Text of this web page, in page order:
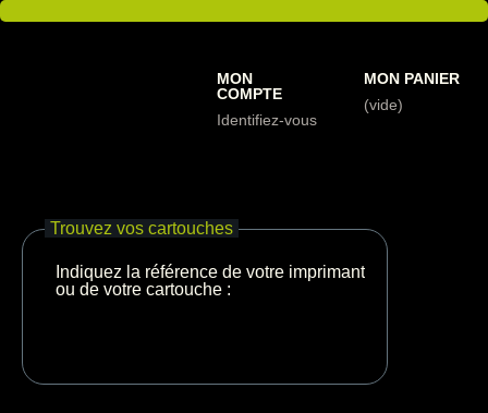
MON
COMPTE
Identifiez-vous
MON PANIER
(vide)
Trouvez vos cartouches
Indiquez la référence de votre imprimante
ou de votre cartouche :